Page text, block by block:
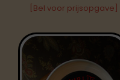
[Bel voor prijsopgave]